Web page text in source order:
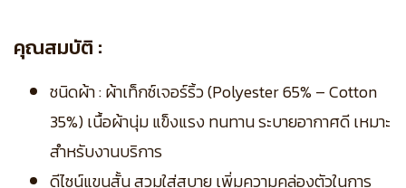
คุณสมบัติ :
ชนิดผ้า : ผ้าเท็กซ์เจอร์ริ้ว (Polyester 65% – Cotton
35%) เนื้อผ้านุ่ม แข็งแรง ทนทาน ระบายอากาศดี เหมาะ
สำหรับงานบริการ
ดีไซน์แขนสั้น สวมใส่สบาย เพิ่มความคล่องตัวในการ